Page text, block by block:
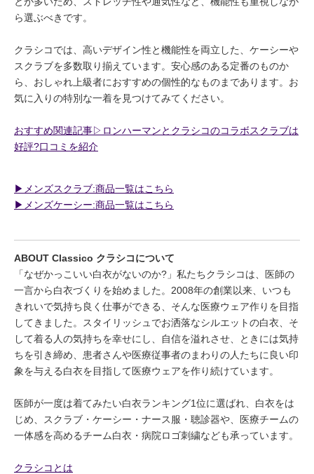
ら選ぶべきです。
クラシコでは、高いデザイン性と機能性を両立した、ケーシーや
スクラブを多数取り揃えています。安心感のある定番のものか
ら、おしゃれ上級者におすすめの個性的なものまであります。お
気に入りの特別な一着を見つけてみてください。
おすすめ関連記事▷ロンハーマンとクラシコのコラボスクラブは
好評?口コミを紹介
▶︎メンズスクラブ:商品一覧はこちら
▶︎メンズケーシー:商品一覧はこちら
ABOUT Classico クラシコについて
「なぜかっこいい白衣がないのか?」私たちクラシコは、医師の
一言から白衣づくりを始めました。2008年の創業以来、いつも
きれいで気持ち良く仕事ができる、そんな医療ウェア作りを目指
してきました。スタイリッシュでお洒落なシルエットの白衣、そ
して着る人の気持ちを幸せにし、自信を溢れさせ、ときには気持
ちを引き締め、患者さんや医療従事者のまわりの人たちに良い印
象を与える白衣を目指して医療ウェアを作り続けています。
医師が一度は着てみたい白衣ランキング1位に選ばれ、白衣をは
じめ、スクラブ・ケーシー・ナース服・聴診器や、医療チームの
一体感を高めるチーム白衣・病院ロゴ刺繍なども承っています。
クラシコとは